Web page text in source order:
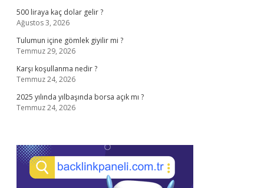
500 liraya kaç dolar gelir ?
Ağustos 3, 2026
Tulumun içine gömlek giyilir mi ?
Temmuz 29, 2026
Karşı koşullanma nedir ?
Temmuz 24, 2026
2025 yılında yılbaşında borsa açık mı ?
Temmuz 24, 2026